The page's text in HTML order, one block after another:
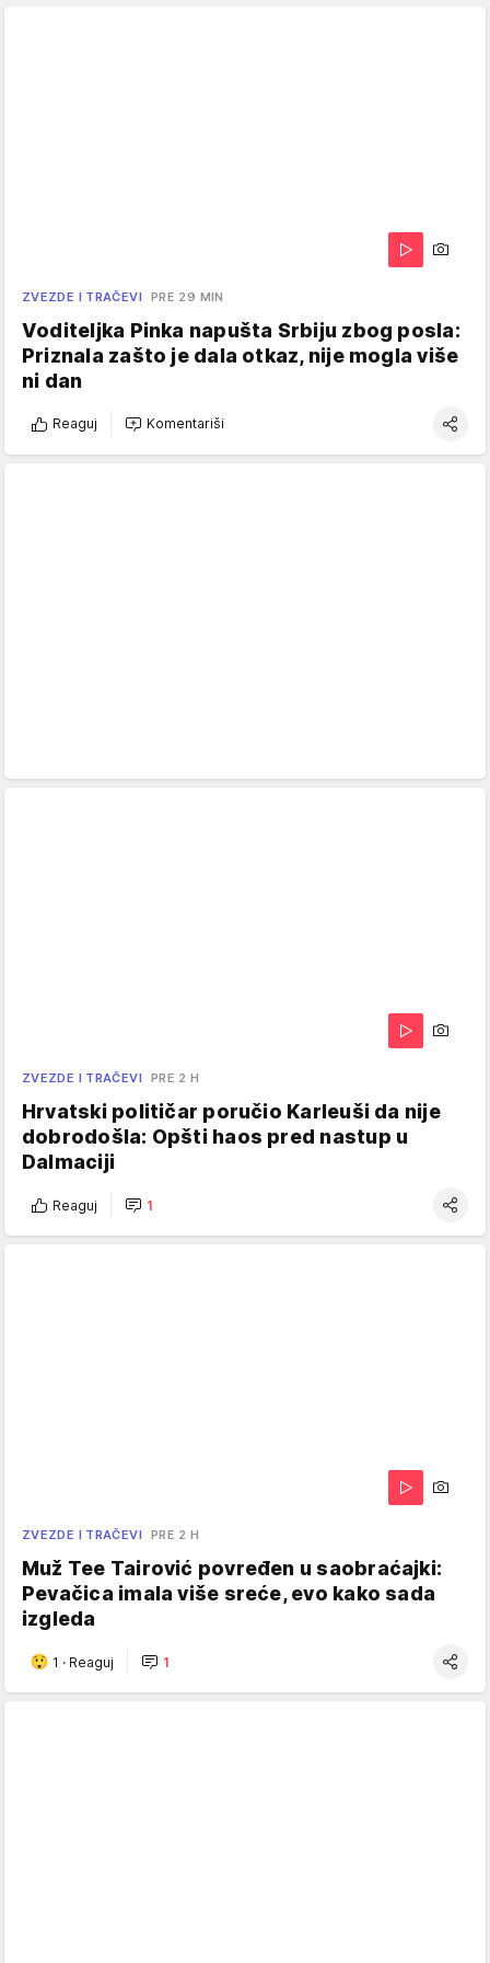
ZVEZDE I TRAČEVI PRE 29 MIN
Voditeljka Pinka napušta Srbiju zbog posla:
Priznala zašto je dala otkaz, nije mogla više
ni dan
Reaguj Komentariši
ZVEZDE I TRAČEVI PRE 2 H
Hrvatski političar poručio Karleuši da nije
dobrodošla: Opšti haos pred nastup u
Dalmaciji
Reaguj 1
ZVEZDE I TRAČEVI PRE 2 H
Muž Tee Tairović povređen u saobraćajki:
Pevačica imala više sreće, evo kako sada
izgleda
1 · Reaguj 1